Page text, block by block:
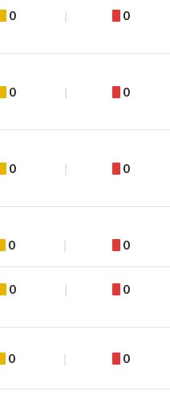
0 0
0 0
0 0
0 0
0 0
0 0